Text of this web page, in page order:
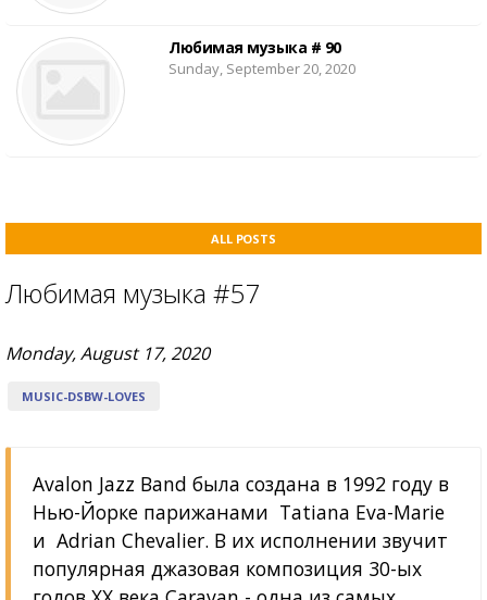
Любимая музыка # 90
Sunday, September 20, 2020
ALL POSTS
Любимая музыка #57
Monday, August 17, 2020
MUSIC-DSBW-LOVES
Avalon Jazz Band была создана в 1992 году в
Нью-Йорке парижанами Tatiana Eva-Marie
и Adrian Chevalier. В их исполнении звучит
популярная джазовая композиция 30-ых